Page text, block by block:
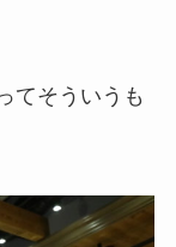
てそういうも